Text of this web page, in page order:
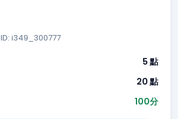
ID: i349_300777
5 點
20 點
100分